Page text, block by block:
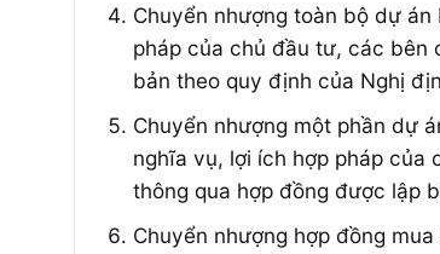
Chuyển nhượng toàn bộ dự
pháp của chủ đầu tư, các bên
bản theo quy định của Nghị
Chuyển nhượng một phần dự
nghĩa vụ, lợi ích hợp pháp của
thông qua hợp đồng được lập
Chuyển nhượng hợp đồng